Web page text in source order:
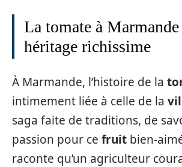
La tomate à
héritage richissime
À Marmande, l’histoire de la
intimement liée à celle de la
saga faite de traditions, de
passion pour ce fruit bien-
raconte qu’un agriculteur